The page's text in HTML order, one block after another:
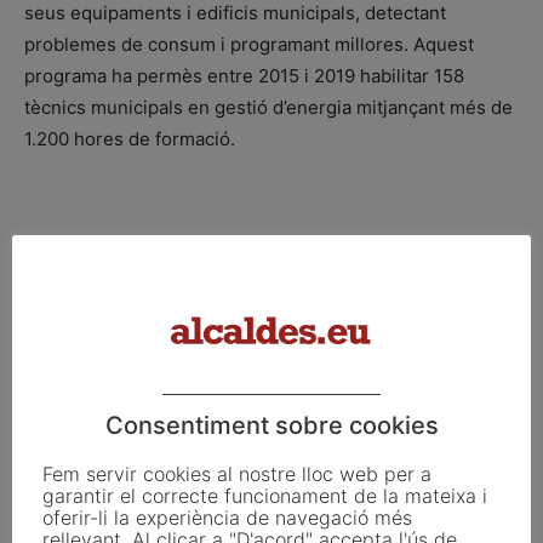
seus equipaments i edificis municipals, detectant
problemes de consum i programant millores. Aquest
programa ha permès entre 2015 i 2019 habilitar 158
tècnics municipals en gestió d’energia mitjançant més de
1.200 hores de formació.
Consentiment sobre cookies
Fem servir cookies al nostre lloc web per a
garantir el correcte funcionament de la mateixa i
oferir-li la experiència de navegació més